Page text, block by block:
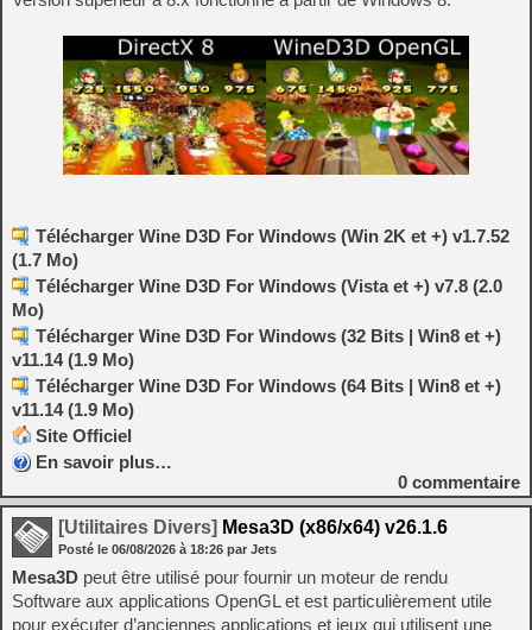
Télécharger Wine D3D For Windows (Win 2K et +) v1.7.52
(1.7 Mo)
Télécharger Wine D3D For Windows (Vista et +) v7.8 (2.0
Mo)
Télécharger Wine D3D For Windows (32 Bits | Win8 et +)
v11.14 (1.9 Mo)
Télécharger Wine D3D For Windows (64 Bits | Win8 et +)
v11.14 (1.9 Mo)
Site Officiel
En savoir plus…
0 commentaire
[Utilitaires Divers] Mesa3D (x86/x64) v26.1.6
Posté le 06/08/2026 à 18:26 par Jets
Mesa3D peut être utilisé pour fournir un moteur de rendu
Software aux applications OpenGL et est particulièrement utile
pour exécuter d’anciennes applications et jeux qui utilisent une